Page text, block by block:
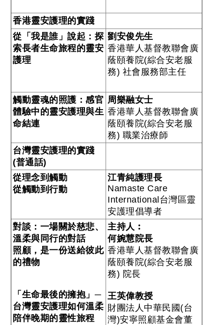
香港靈安護理的實踐
從「我是誰」說起：探
索長者生命旅程的靈安
護理
劉安俊先生
香港華人基督教聯會廣
蔭頤養院(綜合安老服
務) 社會服務部主任
觸動靈魂的照護：感官
體驗中的靈安護理與生
命結連
周樂融女士
香港華人基督教聯會廣
蔭頤養院(綜合安老服
務) 職業治療師
台灣靈安護理的實踐
(普通話)
從理念到觸動
從觸動到行動
江青純護理長
Namaste Care
International台灣區靈
安護理倡導者
對談：一場關於慈悲、
溫柔與同行的對話
照顧，是一份送給彼此
的禮物
「生命最後的擁抱」─
台灣靈安護理如何溫柔
陪伴晚期的靈性旅程
主持人︰
何婉慧院長
香港華人基督教聯會廣
蔭頤養院(綜合安老服
務) 院長
王英偉教授
財團法人中華民國(台
灣)安寧照顧基金會董